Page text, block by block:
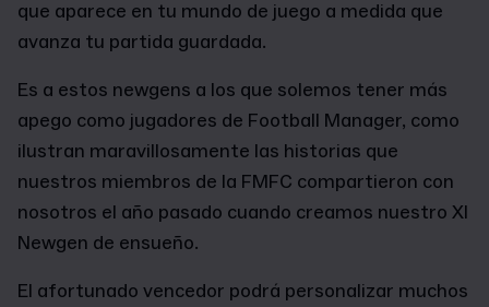
que aparece en tu mundo de juego a medida que
avanza tu partida guardada.
Es a estos newgens a los que solemos tener más
apego como jugadores de Football Manager, como
ilustran maravillosamente las historias que
nuestros miembros de la FMFC compartieron con
nosotros el año pasado cuando creamos nuestro XI
Newgen de ensueño.
El afortunado vencedor podrá personalizar muchos